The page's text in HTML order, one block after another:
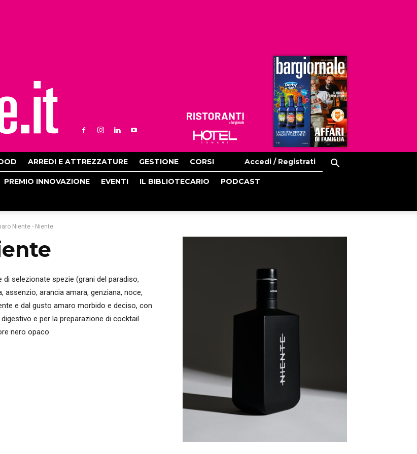
Ristoranti
Hoteldomani
ARREDI E ATTREZZATURE GESTIONE CORSI Accedi / Registrati
PREMIO INNOVAZIONE EVENTI IL BIBLIOTECARIO PODCAST
Niente - Niente
selezionate spezie (grani del paradiso,
assenzio, arancia amara, genziana, noce,
e dal gusto amaro morbido e deciso, con
e per la preparazione di cocktail
nero opaco